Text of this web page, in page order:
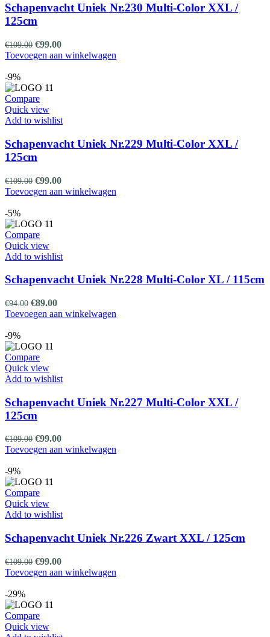
Schapenvacht Uniek Nr.230 Multi-Color XXL /
125cm
€109.00 Oorspronkelijke
prijs
€99.00Huidige
prijs
Toevoegen aan winkelwagen
-9%
Compare
Quick view
Add to wishlist
Schapenvacht Uniek Nr.229 Multi-Color XXL /
125cm
€109.00 Oorspronkelijke
prijs
€99.00Huidige
prijs
Toevoegen aan winkelwagen
-5%
Compare
Quick view
Add to wishlist
Schapenvacht Uniek Nr.228 Multi-Color XL / 115cm
€94.00 Oorspronkelijke
prijs
€89.00Huidige
prijs
Toevoegen aan winkelwagen
-9%
Compare
Quick view
Add to wishlist
Schapenvacht Uniek Nr.227 Multi-Color XXL /
125cm
€109.00 Oorspronkelijke
prijs
€99.00Huidige
prijs
Toevoegen aan winkelwagen
-9%
Compare
Quick view
Add to wishlist
Schapenvacht Uniek Nr.226 Zwart XXL / 125cm
€109.00 Oorspronkelijke
prijs
€99.00Huidige
prijs
Toevoegen aan winkelwagen
-29%
Compare
Quick view